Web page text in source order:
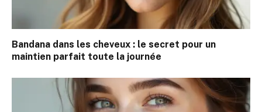
Bandana dans les cheveux : le secret pour un
maintien parfait toute la journée